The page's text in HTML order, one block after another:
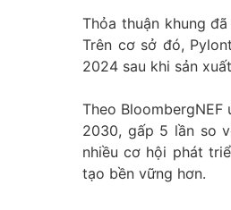
Thỏa thuận khung
Trên cơ sở đó,
2024 sau khi sản
Theo
2030, gấp 5 lần so
nhiều cơ hội phát
tạo bền vững hơn.